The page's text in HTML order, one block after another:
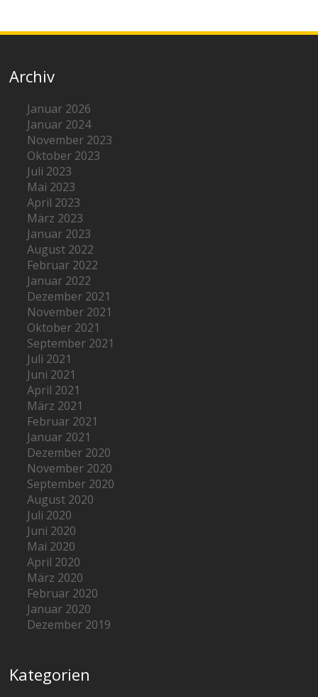
Archiv
Januar 2026
Januar 2024
November 2023
Oktober 2023
Juli 2023
Mai 2023
April 2023
März 2023
Januar 2023
August 2022
Februar 2022
Januar 2022
Dezember 2021
November 2021
Oktober 2021
September 2021
Juli 2021
Juni 2021
April 2021
März 2021
Februar 2021
Januar 2021
Dezember 2020
November 2020
September 2020
August 2020
Juli 2020
Juni 2020
Mai 2020
April 2020
März 2020
Februar 2020
Januar 2020
Dezember 2019
Kategorien